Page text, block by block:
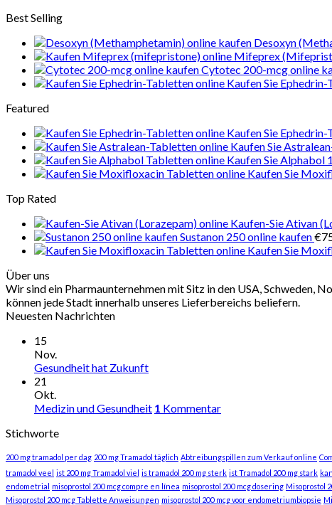
Best Selling
Desoxyn
Mifeprex
Cytotec 200-mcg online
Kaufen Sie
Featured
Kaufen Sie
Kaufen Sie
Kaufen Sie Alphabol
Kaufen Sie
Top Rated
Kaufen-Sie Ativan
Sustanon 250 online kaufen€
Kaufen Sie
Über uns
Wir sind ein Pharmaunternehmen mit Sitz in den USA, Schweden,
können jede Stadt innerhalb unseres Lieferbereichs beliefern.
Neuesten Nachrichten
15
Nov.
Gesundheit hat Zukunft
21
Okt.
Medizin und Gesundheit 1 Kommentar
Stichworte
200 mg tramadol per dag 200 mg Tramadol täglich Abtreibungspillen zum Verkauf online
tramadol veel ist 200 mg Tramadol viel is tramadol 200 mg sterk ist Tramadol 200 mg stark
endometrial misoprostol 200 mcg compre en línea misoprostol 200 mcg dosering Misoprostol
Misoprostol 200 mcg Tablette Anweisungen misoprostol 200 mcg voor endometriumbiopsie